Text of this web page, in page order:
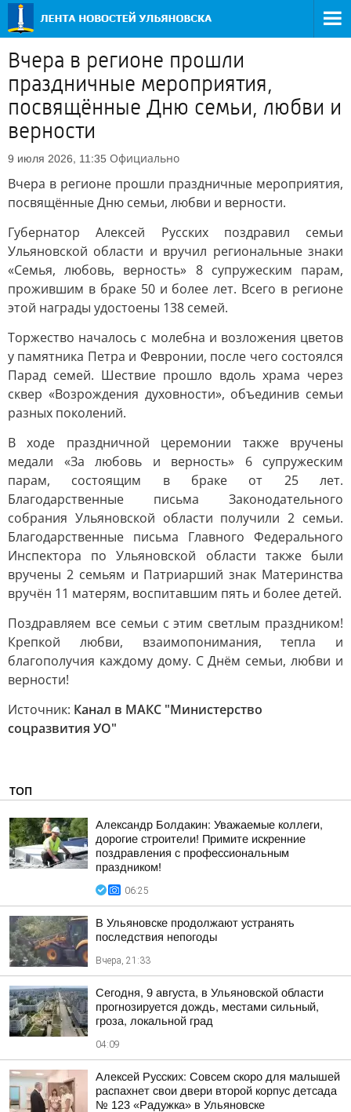
Вчера в регионе прошли
праздничные мероприятия,
посвящённые Дню семьи, любви и
верности
9 июля 2026, 11:35 Официально
Вчера в регионе прошли праздничные мероприятия,
посвящённые Дню семьи, любви и верности.
Губернатор Алексей Русских поздравил семьи
Ульяновской области и вручил региональные знаки
«Семья, любовь, верность» 8 супружеским парам,
прожившим в браке 50 и более лет. Всего в регионе
этой награды удостоены 138 семей.
Торжество началось с молебна и возложения цветов
у памятника Петра и Февронии, после чего состоялся
Парад семей. Шествие прошло вдоль храма через
сквер «Возрождения духовности», объединив семьи
разных поколений.
В ходе праздничной церемонии также вручены
медали «За любовь и верность» 6 супружеским
парам, состоящим в браке от 25 лет.
Благодарственные письма Законодательного
собрания Ульяновской области получили 2 семьи.
Благодарственные письма Главного Федерального
Инспектора по Ульяновской области также были
вручены 2 семьям и Патриарший знак Материнства
вручён 11 матерям, воспитавшим пять и более детей.
Поздравляем все семьи с этим светлым праздником!
Крепкой любви, взаимопонимания, тепла и
благополучия каждому дому. С Днём семьи, любви и
верности!
Источник: Канал в МАКС "Министерство
соцразвития УО"
ТОП
Александр Болдакин: Уважаемые коллеги,
дорогие строители! Примите искренние
поздравления с профессиональным
праздником!
06:25
В Ульяновске продолжают устранять
последствия непогоды
Вчера, 21:33
Сегодня, 9 августа, в Ульяновской области
прогнозируется дождь, местами сильный,
гроза, локальной град
04:09
Алексей Русских: Совсем скоро для малышей
распахнет свои двери второй корпус детсада
№ 123 «Радужка» в Ульяновске